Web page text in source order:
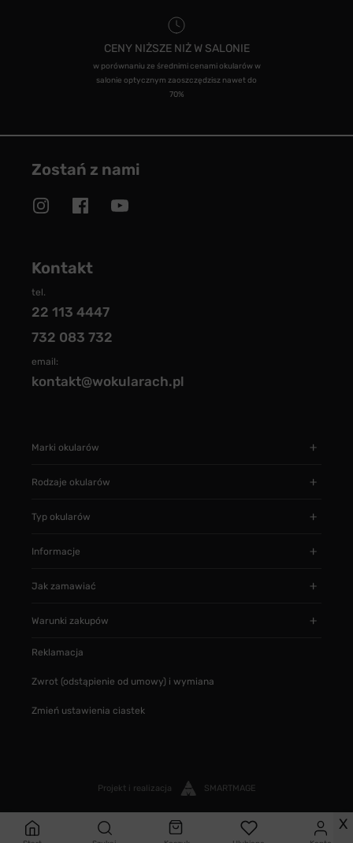
CENY NIŻSZE NIŻ W SALONIE
w porównaniu ze średnimi cenami okularów w
salonie optycznym zaoszczędzisz nawet do
70%
Zostań z nami
Kontakt
tel.
22 113 4447
732 083 732
email:
kontakt@wokularach.pl
Marki okularów
Rodzaje okularów
Typ okularów
Informacje
Jak zamawiać
Warunki zakupów
Reklamacja
Zwrot (odstąpienie od umowy) i wymiana
Zmień ustawienia ciastek
Projekt i realizacja SMARTMAGE
X